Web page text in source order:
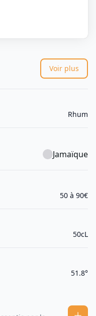
Voir plus
Rhum
Jamaïque
50 à 90€
50cL
51.8°